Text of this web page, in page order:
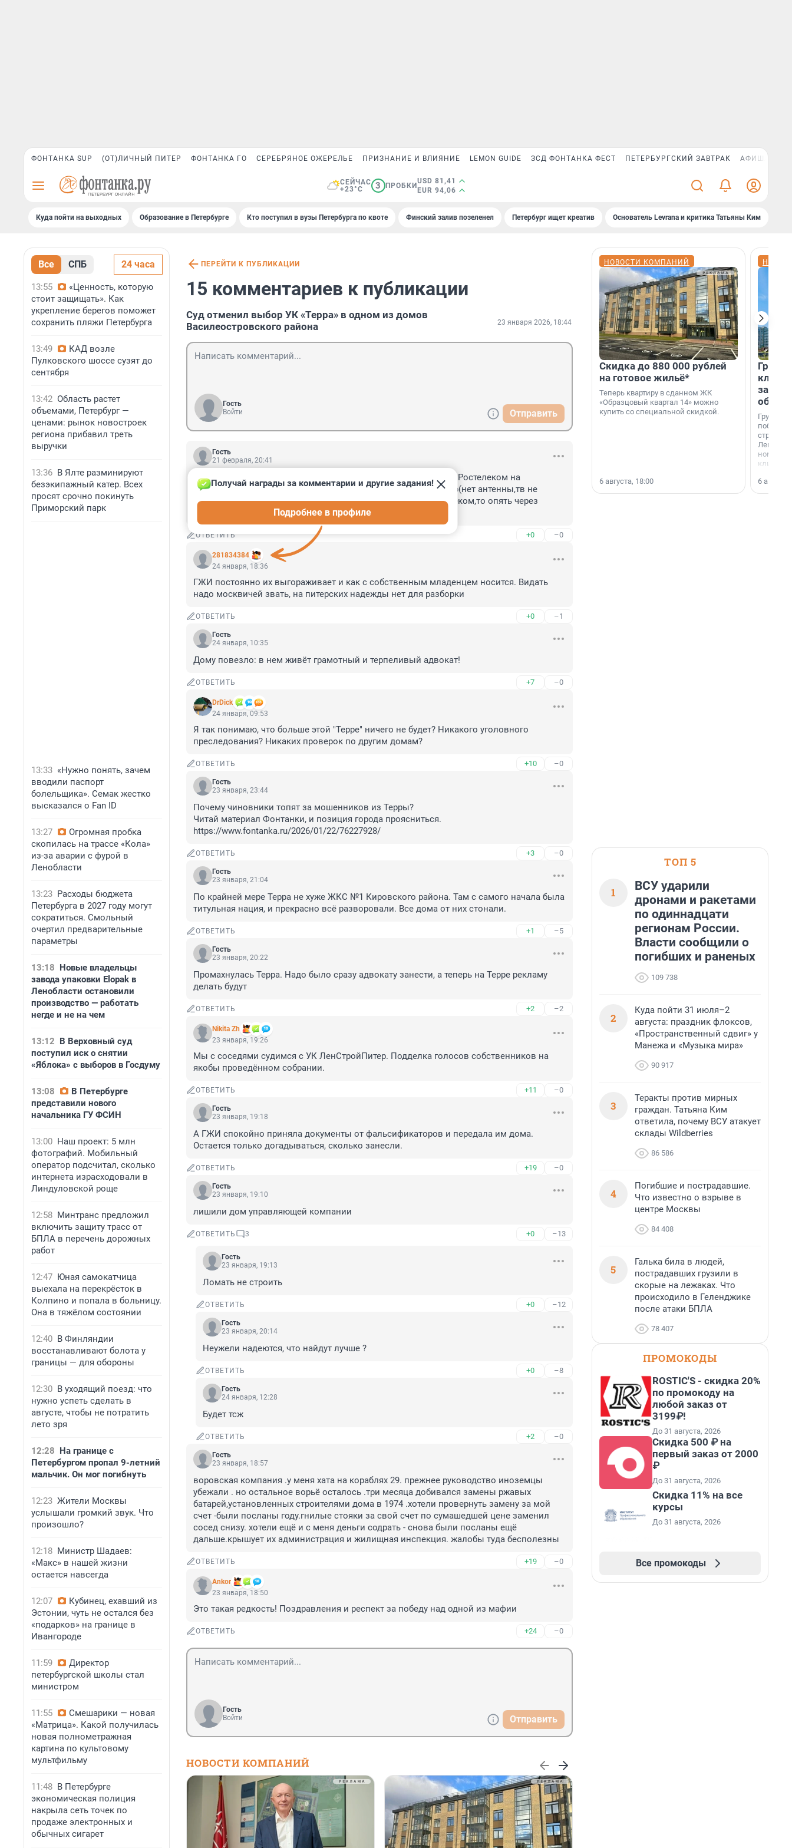
ФОНТАНКА SUP (ОТ)ЛИЧНЫЙ ПИТЕР ФОНТАНКА ГО СЕРЕБРЯНОЕ ОЖЕРЕЛЬЕ ПРИЗНАНИЕ И ВЛИЯНИЕ LEMON GUIDE ЗСД ФОНТАНКА ФЕСТ ПЕТЕРБУРГСКИЙ ЗАВТРАК АФИША PLUS
СЕЙЧАС
+23°C
3 ПРОБКИ
USD 81,41
EUR 94,06
Куда пойти на выходных Образование в Петербурге Кто поступил в вузы Петербурга по квоте Финский залив позеленел Петербург ищет креатив Основатель Levrana и критика Татьяны Ким
Все СПБ 24 часа
13:55
«Ценность, которую
стоит защищать». Как
укрепление берегов поможет
сохранить пляжи Петербурга
13:49
КАД возле
Пулковского шоссе сузят до
сентября
13:42 Область растет
объемами, Петербург —
ценами: рынок новостроек
региона прибавил треть
выручки
13:36 В Ялте разминируют
безэкипажный катер. Всех
просят срочно покинуть
Приморский парк
13:33 «Нужно понять, зачем
вводили паспорт
болельщика». Семак жестко
высказался о Fan ID
13:27
Огромная пробка
скопилась на трассе «Кола»
из-за аварии с фурой в
Ленобласти
13:23 Расходы бюджета
Петербурга в 2027 году могут
сократиться. Смольный
очертил предварительные
параметры
13:18 Новые владельцы
завода упаковки Elopak в
Ленобласти остановили
производство — работать
негде и не на чем
13:12 В Верховный суд
поступил иск о снятии
«Яблока» с выборов в Госдуму
13:08
В Петербурге
представили нового
начальника ГУ ФСИН
13:00 Наш проект: 5 млн
фотографий. Мобильный
оператор подсчитал, сколько
интернета израсходовали в
Линдуловской роще
12:58 Минтранс предложил
включить защиту трасс от
БПЛА в перечень дорожных
работ
12:47 Юная самокатчица
выехала на перекрёсток в
Колпино и попала в больницу.
Она в тяжёлом состоянии
12:40 В Финляндии
восстанавливают болота у
границы — для обороны
12:30 В уходящий поезд: что
нужно успеть сделать в
августе, чтобы не потратить
лето зря
12:28 На границе с
Петербургом пропал 9-летний
мальчик. Он мог погибнуть
12:23 Жители Москвы
услышали громкий звук. Что
произошло?
12:18 Министр Шадаев:
«Макс» в нашей жизни
остается навсегда
12:07
Кубинец, ехавший из
Эстонии, чуть не остался без
«подарков» на границе в
Ивангороде
11:59
Директор
петербургской школы стал
министром
11:55
Смешарики — новая
«Матрица». Какой получилась
новая полнометражная
картина по культовому
мультфильму
11:48 В Петербурге
экономическая полиция
накрыла сеть точек по
продаже электронных и
обычных сигарет
ПЕРЕЙТИ К ПУБЛИКАЦИИ
15 комментариев к публикации
Суд отменил выбор УК «Терра» в одном из домов
Василеостровского района
23 января 2026, 18:44
Гость
Войти
Отправить
Гость
21 февраля, 20:41
Клеймо на эту УК негде ставить.Может быть,она и договора с Ростелеком на
телетрансляцию заключает без ведома жильцов...я расторгаю(нет антенны,тв не
смотрю),а платежи то исчезают-после моего визита в Ростелеком,то опять через
некоторое время возникают в платежке.
ОТВЕТИТЬ +0 –0
281834384
Получай награды за комментарии и другие задания!
Подробнее в профиле
24 января, 18:36
ГЖИ постоянно их выгораживает и как с собственным младенцем носится. Видать
надо москвичей звать, на питерских надежды нет для разборки
ОТВЕТИТЬ +0 –1
Гость
24 января, 10:35
Дому повезло: в нем живёт грамотный и терпеливый адвокат!
ОТВЕТИТЬ +7 –0
DrDick
24 января, 09:53
Я так понимаю, что больше этой "Терре" ничего не будет? Никакого уголовного
преследования? Никаких проверок по другим домам?
ОТВЕТИТЬ +10 –0
Гость
23 января, 23:44
Почему чиновники топят за мошенников из Терры?
Читай материал Фонтанки, и позиция города проясниться.
https://www.fontanka.ru/2026/01/22/76227928/
ОТВЕТИТЬ +3 –0
Гость
23 января, 21:04
По крайней мере Терра не хуже ЖКС №1 Кировского района. Там с самого начала была
титульная нация, и прекрасно всё разворовали. Все дома от них стонали.
ОТВЕТИТЬ +1 –5
Гость
23 января, 20:22
Промахнулась Терра. Надо было сразу адвокату занести, а теперь на Терре рекламу
делать будут
ОТВЕТИТЬ +2 –2
Nikita Zh
23 января, 19:26
Мы с соседями судимся с УК ЛенСтройПитер. Подделка голосов собственников на
якобы проведённом собрании.
ОТВЕТИТЬ +11 –0
Гость
23 января, 19:18
А ГЖИ спокойно приняла документы от фальсификаторов и передала им дома.
Остается только догадываться, сколько занесли.
ОТВЕТИТЬ +19 –0
Гость
23 января, 19:10
лишили дом управляющей компании
ОТВЕТИТЬ 3 +0 –13
Гость
23 января, 19:13
Ломать не строить
ОТВЕТИТЬ +0 –12
Гость
23 января, 20:14
Неужели надеются, что найдут лучше ?
ОТВЕТИТЬ +0 –8
Гость
24 января, 12:28
Будет тсж
ОТВЕТИТЬ +2 –0
Гость
23 января, 18:57
воровская компания .у меня хата на кораблях 29. прежнее руководство иноземцы
убежали . но остальное ворьё осталось .три месяца добивался замены ржавых
батарей,установленных строителями дома в 1974 .хотели провернуть замену за мой
счет -были посланы году.гнилые стояки за свой счет по сумашедшей цене заменил
сосед снизу. хотели ещё и с меня деньги содрать - снова были посланы ещё
дальше.крышует их администрация и жилищная инспекция. жалобы туда бесполезны
ОТВЕТИТЬ +19 –0
Ankor
23 января, 18:50
Это такая редкость! Поздравления и респект за победу над одной из мафии
ОТВЕТИТЬ +24 –0
Гость
Войти
Отправить
НОВОСТИ КОМПАНИЙ
НОВОСТИ КОМПАНИЙ
Скидка до 880 000 рублей
на готовое жильё*
Теперь квартиру в сданном ЖК
«Образцовый квартал 14» можно
купить со специальной скидкой.
6 августа, 18:00
Группа
области».
6
ТОП 5
1
ВСУ ударили
дронами и ракетами
по одиннадцати
регионам России.
Власти сообщили о
погибших и раненых
109 738
2
Куда пойти 31 июля–2
августа: праздник флоксов,
«Пространственный сдвиг» у
Манежа и «Музыка мира»
90 917
3
Теракты против мирных
граждан. Татьяна Ким
ответила, почему ВСУ атакует
склады Wildberries
86 586
4
Погибшие и пострадавшие.
Что известно о взрыве в
центре Москвы
84 408
5
Галька била в людей,
пострадавших грузили в
скорые на лежаках. Что
происходило в Геленджике
после атаки БПЛА
78 407
ПРОМОКОДЫ
ROSTIC'S - скидка 20%
по промокоду на
любой заказ от
3199₽!
До 31 августа, 2026
Скидка 500 ₽ на
первый заказ от 2000
₽
До 31 августа, 2026
Скидка 11% на все
курсы
До 31 августа, 2026
Все промокоды